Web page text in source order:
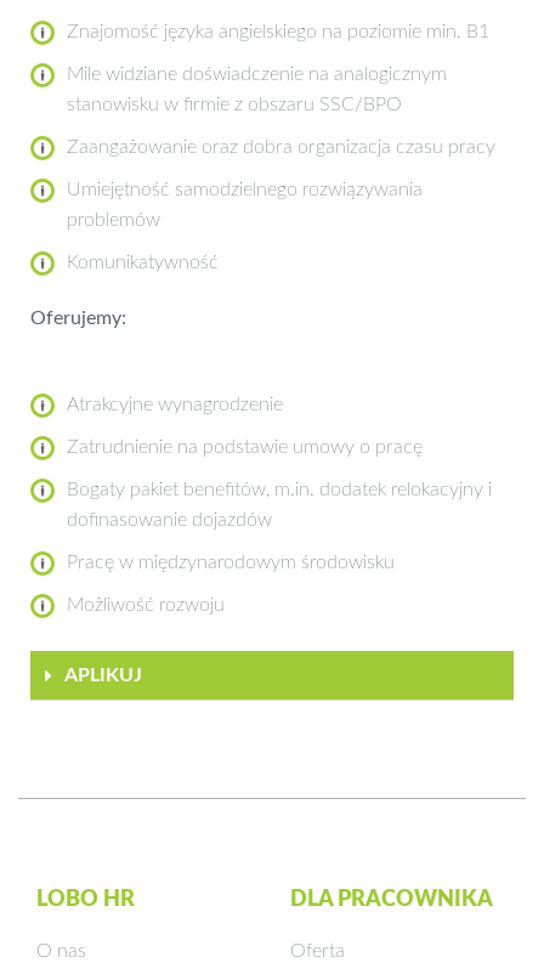
Znajomość języka angielskiego na poziomie min. B1
Mile widziane doświadczenie na analogicznym
stanowisku w firmie z obszaru SSC/BPO
Zaangażowanie oraz dobra organizacja czasu pracy
Umiejętność samodzielnego rozwiązywania
problemów
Komunikatywność
Oferujemy:
Atrakcyjne wynagrodzenie
Zatrudnienie na podstawie umowy o pracę
Bogaty pakiet benefitów, m.in. dodatek relokacyjny i
dofinasowanie dojazdów
Pracę w międzynarodowym środowisku
Możliwość rozwoju
APLIKUJ
LOBO HR
O nas
DLA PRACOWNIKA
Oferta